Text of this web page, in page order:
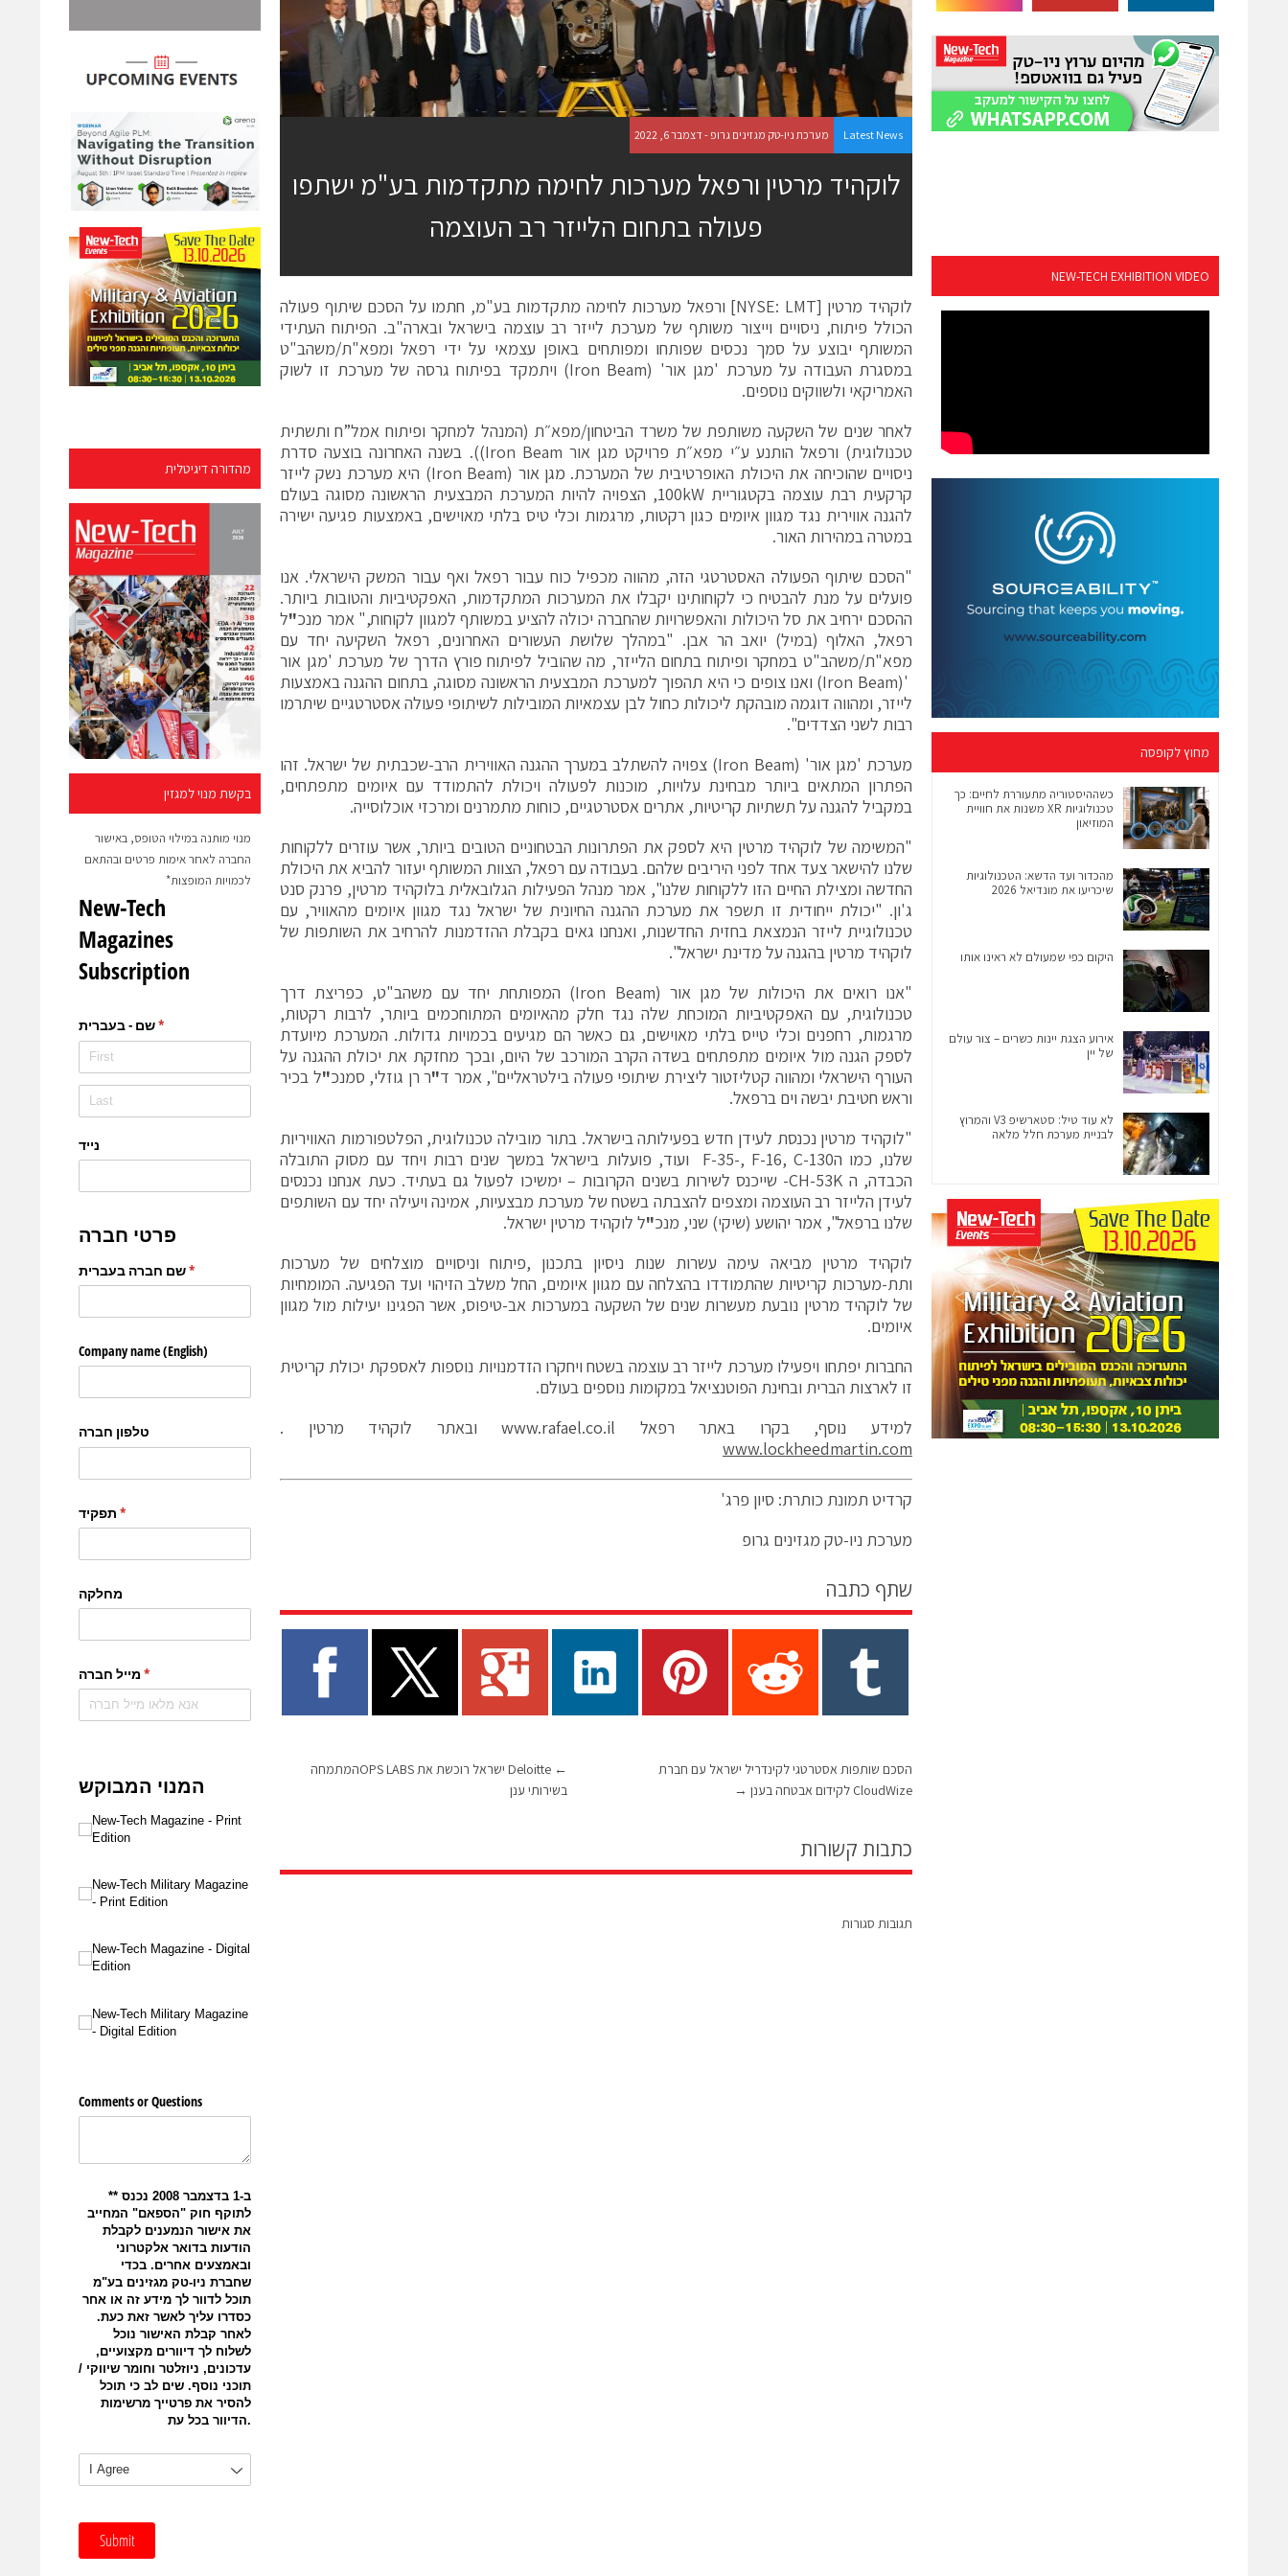
מהדורה דיגיטלית
בקשת מנוי למגזין
מנוי מותנה במילוי הטופס, באישור
החברה לאחר אימות פרטים ובהתאם
לכמויות המופצות*
Latest News מערכת ניו-טק מגזינים גרופ - דצמבר 6, 2022
לוקהיד מרטין ורפאל מערכות לחימה מתקדמות בע"מ ישתפו
פעולה בתחום הלייזר רב העוצמה
לוקהיד מרטין [NYSE: LMT] ורפאל מערכות לחימה מתקדמות בע"מ, חתמו על הסכם שיתוף פעולה
הכולל פיתוח, ניסויים וייצור משותף של מערכת לייזר רב עוצמה בישראל ובארה"ב. הפיתוח העתידי
המשותף יבוצע על סמך נכסים שפותחו ומפותחים באופן עצמאי על ידי רפאל ומפא"ת/משהב"ט
במסגרת העבודה על מערכת 'מגן אור' (Iron Beam) ויתמקד בפיתוח גרסה של מערכת זו לשוק
האמריקאי ולשווקים נוספים.
לאחר שנים של השקעה משותפת של משרד הביטחון/מפא״ת (המנהל למחקר ופיתוח אמל”ח ותשתית
טכנולוגית) ורפאל הותנע ע״י מפא״ת פרויקט מגן אור Iron Beam)). בשנה האחרונה בוצעה סדרת
ניסויים שהוכיחה את היכולת האופרטיבית של המערכת. מגן אור
(Iron Beam) היא מערכת נשק לייזר
קרקעית רבת עוצמה בקטגוריית 100kW, הצפויה להיות המערכת המבצעית הראשונה מסוגה בעולם
להגנה אווירית נגד מגוון איומים כגון רקטות, מרגמות וכלי טיס בלתי מאוישים, באמצעות פגיעה ישירה
במטרה במהירות האור.
"הסכם שיתוף הפעולה האסטרטגי הזה, מהווה מכפיל כוח עבור רפאל ואף עבור המשק הישראלי. אנו
פועלים על מנת להבטיח כי לקוחותינו יקבלו את המערכות המתקדמות, האפקטיביות והטובות ביותר.
ההסכם ירחיב את סל היכולות והאפשרויות שהחברה יכולה להציע במשותף למגוון לקוחות," אמר מנכ"ל
רפאל, האלוף (במיל) יואב הר אבן. "במהלך שלושת העשורים האחרונים, רפאל השקיעה יחד עם
מפא"ת/משהב"ט במחקר ופיתוח בתחום הלייזר, מה שהוביל לפיתוח פורץ הדרך של מערכת 'מגן אור
'(Iron Beam) ואנו צופים כי היא תהפוך למערכת המבצעית הראשונה מסוגה, בתחום ההגנה באמצעות
לייזר, ומהווה דוגמה מובהקת ליכולות כחול לבן עצמאיות המובילות לשיתופי פעולה אסטרטגיים שיתרמו
רבות לשני הצדדים".
מערכת 'מגן אור' (Iron Beam) צפויה להשתלב במערך ההגנה האווירית הרב-שכבתית של ישראל. זהו
הפתרון המתאים ביותר מבחינת עלויות, מוכנות לפעולה ויכולת להתמודד עם איומים מתפתחים,
במקביל להגנה על תשתיות קריטיות, אתרים אסטרטגיים, כוחות מתמרנים ומרכזי אוכלוסייה.
"המשימה של לוקהיד מרטין היא לספק את הפתרונות הבטחוניים הטובים ביותר, אשר עוזרים ללקוחות
שלנו להישאר צעד אחד לפני היריבים שלהם. בעבודה עם רפאל, הצוות המשותף יעזור להביא את היכולת
החדשה ומצילת החיים הזו ללקוחות שלנו", אמר מנהל הפעילות הגלובאלית בלוקהיד מרטין, פרנק סנט
ג'ון. "יכולת ייחודית זו תשפר את מערכת ההגנה החיונית של ישראל נגד מגוון איומים מהאוויר, עם
טכנולוגיית לייזר הנמצאת בחזית החדשנות, ואנחנו גאים בקבלת ההזדמנות להרחיב את השותפות של
לוקהיד מרטין בהגנה על מדינת ישראל".
"אנו רואים את היכולות של מגן אור (Iron Beam) המפותחת יחד עם משהב"ט, כפריצת דרך
טכנולוגית, עם האפקטיביות המוכחת שלה נגד חלק מהאיומים המתוחכמים ביותר, לרבות רקטות,
מרגמות, רחפנים וכלי טייס בלתי מאוישים, גם כאשר הם מגיעים בכמויות גדולות. המערכת מיועדת
לספק הגנה מול איומים מתפתחים בשדה הקרב המורכב של היום, ובכך מחזקת את יכולת ההגנה על
העורף הישראלי ומהווה קטליזטור ליצירת שיתופי פעולה בילטראליים", אמר ד"ר רן גוזלי, סמנכ"ל בכיר
וראש חטיבת יבשה וים ברפאל.
"לוקהיד מרטין נכנסת לעידן חדש בפעילותה בישראל. בתור מובילה טכנולוגית, הפלטפורמות האוויריות
שלנו, כמו הF-35-, F-16, C-130 ועוד, פועלות בישראל במשך שנים רבות ויחד עם מסוק התובלה
הכבדה, ה CH-53K- שייכנס לשירות בשנים הקרובות – ימשיכו לפעול גם בעתיד. כעת אנחנו נכנסים
לעידן הלייזר רב העוצמה ומצפים להצבתה בשטח של מערכת מבצעיות, אמינה ויעילה יחד עם השותפים
שלנו ברפאל", אמר יהושע (שיקי) שני, מנכ"ל לוקהיד מרטין ישראל.
לוקהיד מרטין מביאה עימה עשרות שנות ניסיון בתכנון ,פיתוח וניסויים מוצלחים של מערכות
ותת-מערכות קריטיות שהתמודדו בהצלחה עם מגוון איומים, החל משלב הזיהוי ועד הפגיעה. המומחיות
של לוקהיד מרטין נובעת מעשרות שנים של השקעה במערכות אב-טיפוס, אשר הפגינו יעילות מול מגוון
איומים.
החברות יפתחו ויפעילו מערכת לייזר רב עוצמה בשטח ויחקרו הזדמנויות נוספות לאספקת יכולת קריטית
זו לארצות הברית ובחינת הפוטנציאל במקומות נוספים בעולם.
למידע נוסף, בקרו באתר רפאל www.rafael.co.ilובאתר לוקהיד מרטין .
www.lockheedmartin.com
קרדיט תמונת כותרת: סיון פרג'
מערכת ניו-טק מגזינים גרופ
שתף כתבה
←
Deloitte ישראל רוכשת את OPS LABSהמתמחה
בשירותי ענן
הסכם שותפות אסטרטגי לקינדריל ישראל עם חברת
CloudWize לקידום אבטחה בענן
→
כתבות קשורות
תגובות סגורות
NEW-TECH EXHIBITION VIDEO
מחוץ לקופסה
כשההיסטוריה מתעוררת לחיים: כך
טכנולוגיות XR משנות את חוויית
המוזיאון
מהכדור ועד הדשא: הטכנולוגיות
שיכריעו את מונדיאל 2026
היקום כפי שמעולם לא ראינו אותו
אירוע הצגת יינות כשרים – צור עולם
של יין
לא עוד טיל: סטארשיפ V3 והמרוץ
לבניית מערכת חלל מלאה